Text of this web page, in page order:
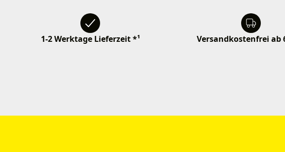
1-2 Werktage Lieferzeit *¹ Versandkostenfrei ab